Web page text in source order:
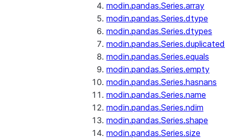
modin.pandas.Series.array
modin.pandas.Series.dtype
modin.pandas.Series.dtypes
modin.pandas.Series.duplicated
modin.pandas.Series.equals
modin.pandas.Series.empty
modin.pandas.Series.hasnans
modin.pandas.Series.name
modin.pandas.Series.ndim
modin.pandas.Series.shape
modin.pandas.Series.size